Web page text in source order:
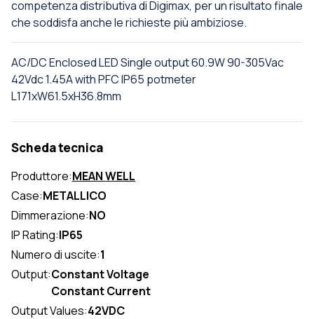
competenza distributiva di Digimax, per un risultato finale
che soddisfa anche le richieste più ambiziose.
AC/DC Enclosed LED Single output 60.9W 90-305Vac
42Vdc 1.45A with PFC IP65 potmeter
L171xW61.5xH36.8mm
Scheda tecnica
Produttore:MEAN WELL
Case:METALLICO
Dimmerazione:NO
IP Rating:IP65
Numero di uscite:1
Output:Constant Voltage
Constant Current
Output Values:42VDC